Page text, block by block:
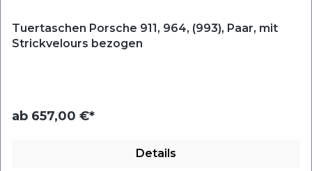
Tuertaschen Porsche 911, 964, (993), Paar, mit
Strickvelours bezogen
ab 657,00 €*
Details